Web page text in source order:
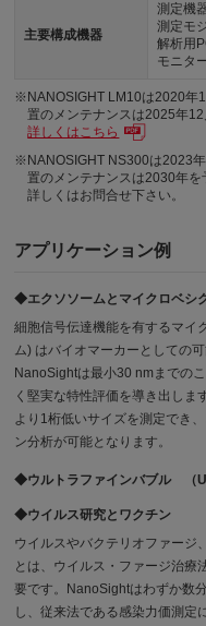
主要構成機器
測定機
測定モ
解析用
モニタ
※NANOSIGHT LM10は2020年
置のメンテナンスは2025年12
詳しくはこちら
※NANOSIGHT NS300は2023
置のメンテナンスは2030年を
詳しくはお問合せ下さい。
アプリケーション例
◆エクソソームとマイクロベ
細胞信号伝達機能を有するマイ
ム) はバイオマーカーとしての
NanoSightは最小30 nmまでの
く堅実な特性評価を導き出しま
より1桁低いサイズを測定でき
ン分析が可能となります。
◆ウルトラファインバブル （
◆ウイルス研究とワクチン
ウイルスやバクテリオファージ
とは、ウイルス・ファージ治療
要です。NanoSightはわずか数
し、従来法である感染力価測定